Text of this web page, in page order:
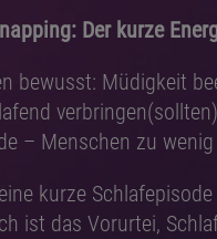
Der kurze
bewusst: Müdigkeit
– Menschen zu
kurze
ist das Vorurtei,